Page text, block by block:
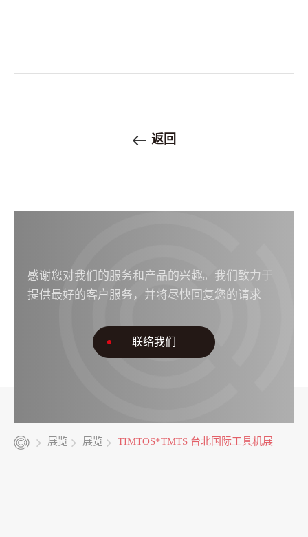
感谢您对我们的服务和产品的兴趣。我们致力于
提供最好的客户服务，并将尽快回复您的请求
联络我们
展览 展览 TIMTOS*TMTS 台北国际工具机展
返回